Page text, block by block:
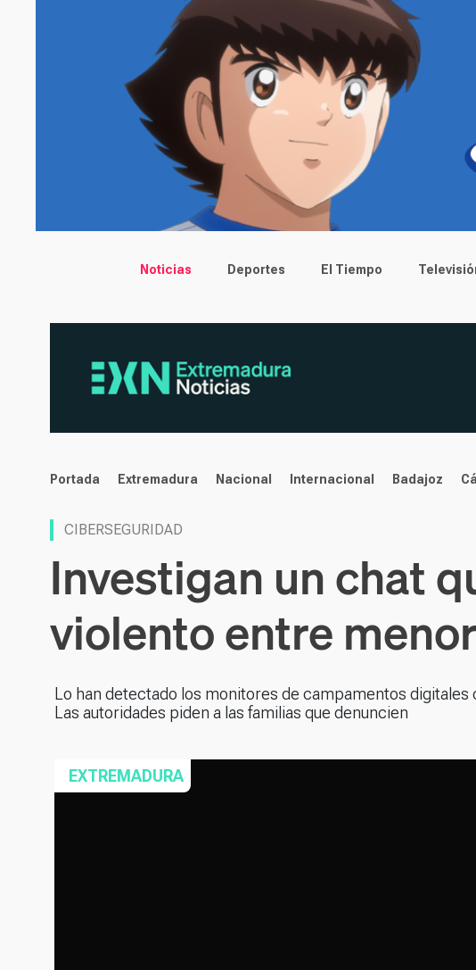
Main menu
Noticias Deportes El Tiempo
noticias
Portada Extremadura Nacional Internacional Badajoz
CIBERSEGURIDAD
Investigan un chat
violento entre
Lo han detectado los monitores de campamentos
Las autoridades piden a las familias que denuncien
EXTREMADURA